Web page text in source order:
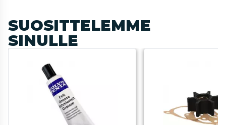
SUOSITTELEMME
SINULLE